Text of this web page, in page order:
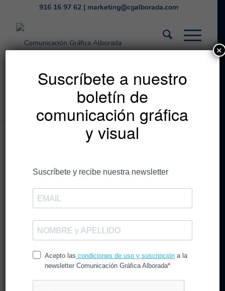
916 16 97 62| marketing@cgalborada.com
La sostenibilidad en la
industria española
Las empresas han
comenzado a asumir su
papel en el desarrollo
sostenible y han
incorporado la
sostenibilidad en sus
propias estrategias de
negocio.
Suscríbete a nuestro
boletín de
comunicación gráfica
y visual
✕